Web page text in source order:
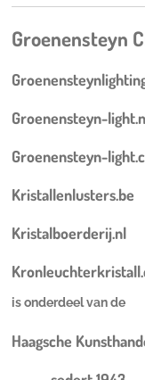
Groenensteyn
Groenensteyn-
Groenensteyn-
Kristallenlusters.be
Kristalboerderij.nl
is onderdeel van de
Haagsche